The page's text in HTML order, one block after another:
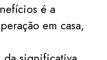
é a
em casa,